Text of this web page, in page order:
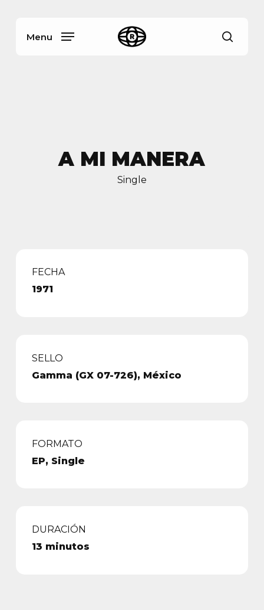
Menu
A MI MANERA
Single
FECHA
1971
SELLO
Gamma (GX 07-726), México
FORMATO
EP, Single
DURACIÓN
13 minutos